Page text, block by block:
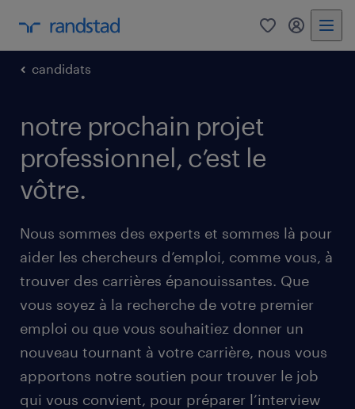
0 my
candidats
notre prochain projet
professionnel, c’est le
vôtre.
Nous sommes des experts et sommes là pour
aider les chercheurs d’emploi, comme vous, à
trouver des carrières épanouissantes. Que
vous soyez à la recherche de votre premier
emploi ou que vous souhaitiez donner un
nouveau tournant à votre carrière, nous vous
apportons notre soutien pour trouver le job
qui vous convient, pour préparer l’interview